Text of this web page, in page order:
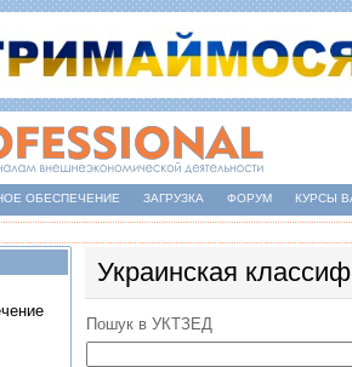
ОБЕСПЕЧЕНИЕ ЗАГРУЗКА ФОРУМ
КУРСЫ
Украинская
Пошук в УКТЗЕД